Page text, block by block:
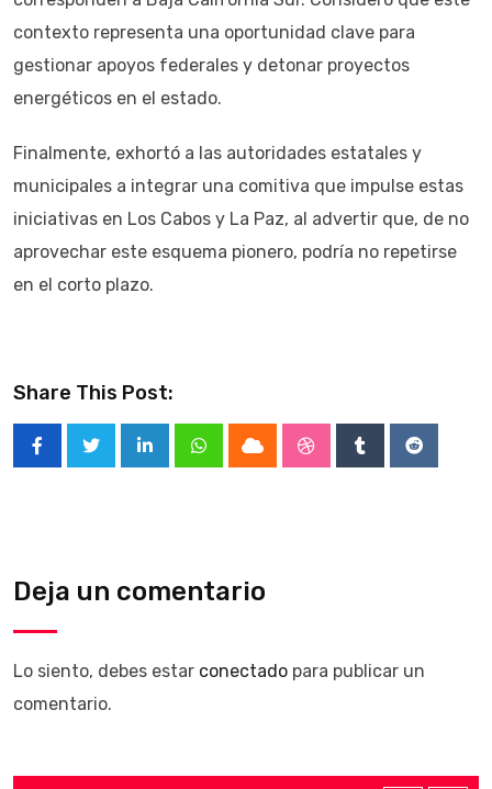
contexto representa una oportunidad clave para
gestionar apoyos federales y detonar proyectos
energéticos en el estado.
Finalmente, exhortó a las autoridades estatales y
municipales a integrar una comitiva que impulse estas
iniciativas en Los Cabos y La Paz, al advertir que, de no
aprovechar este esquema pionero, podría no repetirse
en el corto plazo.
Share This Post:
LinkedInWhatsappCloud StumbleUpon
TumblrReddit
Deja un comentario
Lo siento, debes estar conectado para publicar un
comentario.